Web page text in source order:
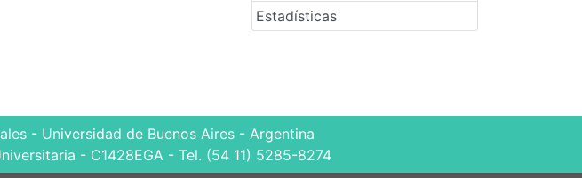
Estadísticas
- Universidad de Buenos Aires - Argentina
- C1428EGA - Tel. (54 11) 5285-8274